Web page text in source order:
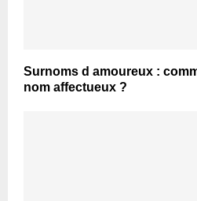
Surnoms d amoureux :
nom affectueux ?